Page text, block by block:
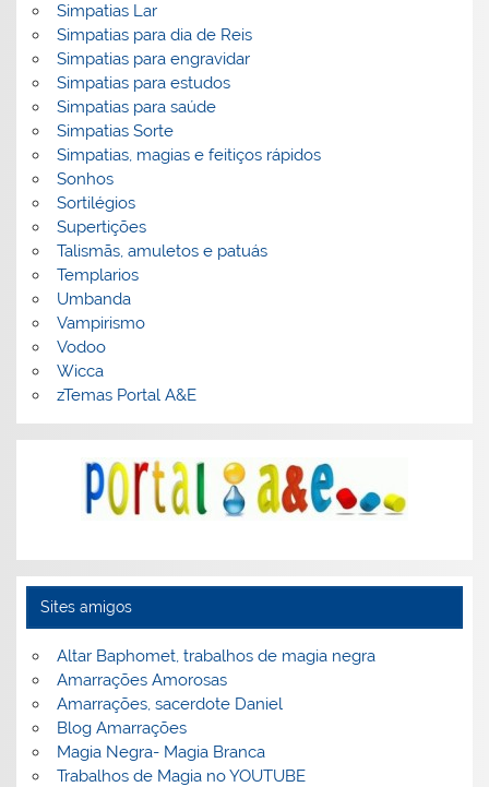
Simpatias Lar
Simpatias para dia de Reis
Simpatias para engravidar
Simpatias para estudos
Simpatias para saúde
Simpatias Sorte
Simpatias, magias e feitiços rápidos
Sonhos
Sortilégios
Supertições
Talismãs, amuletos e patuás
Templarios
Umbanda
Vampirismo
Vodoo
Wicca
zTemas Portal A&E
Sites amigos
Altar Baphomet, trabalhos de magia negra
Amarrações Amorosas
Amarrações, sacerdote Daniel
Blog Amarrações
Magia Negra- Magia Branca
Trabalhos de Magia no YOUTUBE